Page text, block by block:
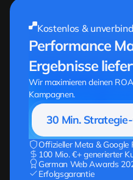
Kostenlos &
Performance
Ergebnisse
Wir maximieren deinen
Kampagnen.
30 Min.
Offizieller Meta & Google
100 Mio. €+ generierter
German Web Awards
Erfolgsgarantie